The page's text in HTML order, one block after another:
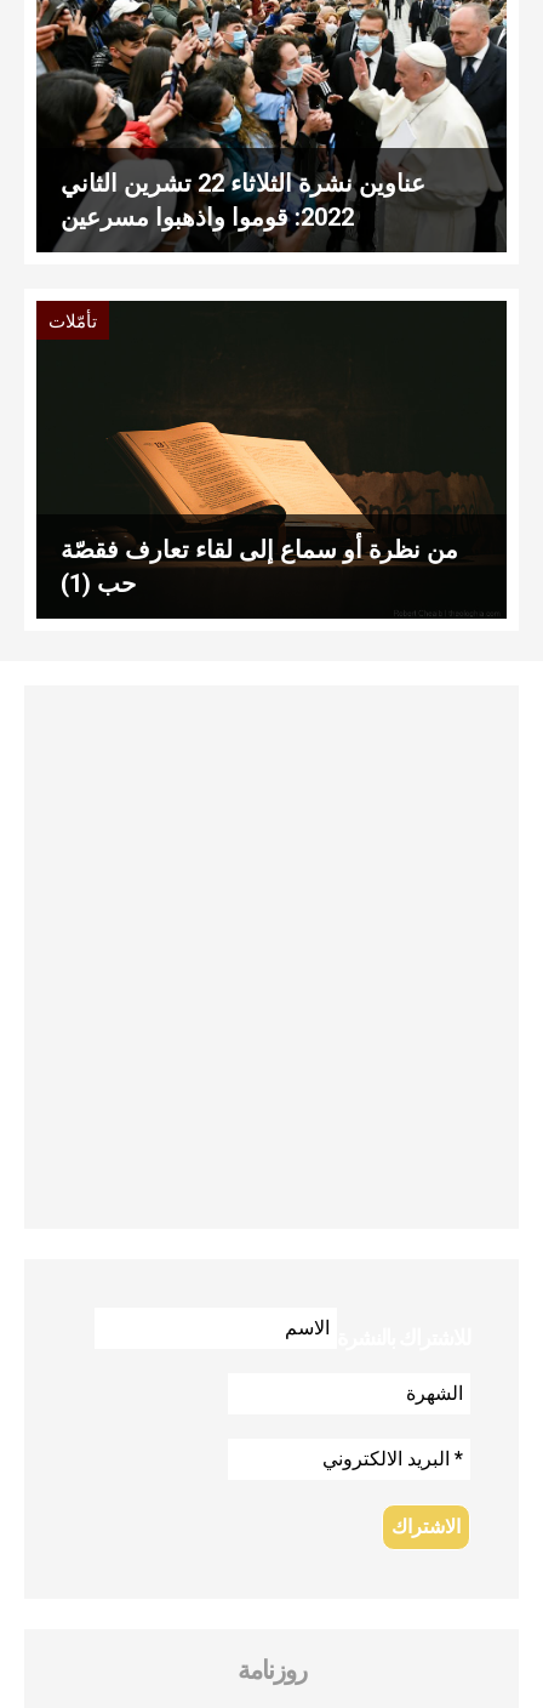
عناوين نشرة الثلاثاء 22 تشرين الثاني
2022: قوموا واذهبوا مسرعين
تأمّلات
من نظرة أو سماع إلى لقاء تعارف فقصّة
حب (1)
روزنامة